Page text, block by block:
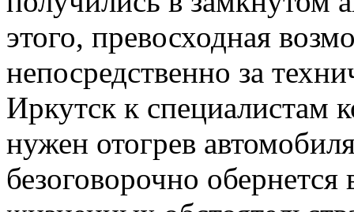
этого, превосходная
непосредственно за
Иркутск к специалистам
нужен отогрев
безоговорочно